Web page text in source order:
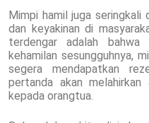
Mimpi hamil juga seringkali
dan keyakinan di
terdengar adalah
kehamilan sesungguhnya,
segera mendapatkan
pertanda akan
kepada orangtua.